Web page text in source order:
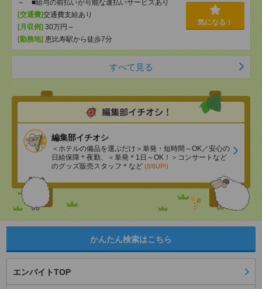
～ ■給与の前払いが可能な速払いサービスあり
[交通費]交通費支給あり
[月収例] 30万円～
[勤務地] 恵比寿駅から徒歩7分
気になる！
すべて見る
編集部イチオシ
＜ホテルの備品を運ぶだけ＞単発・短時間～OK／安心の
日給保障＊夜勤、＜単発＊1日～OK！＞コンサートなど
のグッズ販売スタッフ＊など (8/6UP!)
かんたん検索はこちら
エンバイトTOP